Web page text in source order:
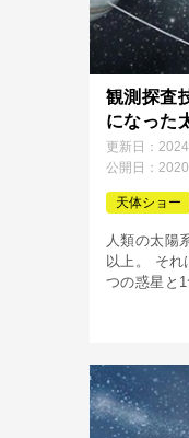
観測探査
になった
更新日：
公開日：
天体ショー
人類の太陽
以上。 それ
つの惑星と
むまでの
査機には
[…]